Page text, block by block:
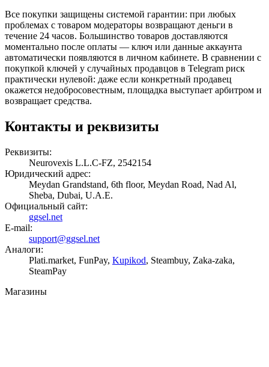
Все покупки защищены системой гарантии: при любых
проблемах с товаром модераторы возвращают деньги в
течение 24 часов. Большинство товаров доставляются
моментально после оплаты — ключ или данные аккаунта
автоматически появляются в личном кабинете. В сравнении с
покупкой ключей у случайных продавцов в Telegram риск
практически нулевой: даже если конкретный продавец
окажется недобросовестным, площадка выступает арбитром и
возвращает средства.
Контакты и реквизиты
Реквизиты:
Neurovexis L.L.C-FZ, 2542154
Юридический адрес:
Meydan Grandstand, 6th floor, Meydan Road, Nad Al,
Sheba, Dubai, U.A.E.
Официальный сайт:
ggsel.net
E-mail:
support@ggsel.net
Аналоги:
Plati.market, FunPay, Kupikod, Steambuy, Zaka-zaka,
SteamPay
Магазины